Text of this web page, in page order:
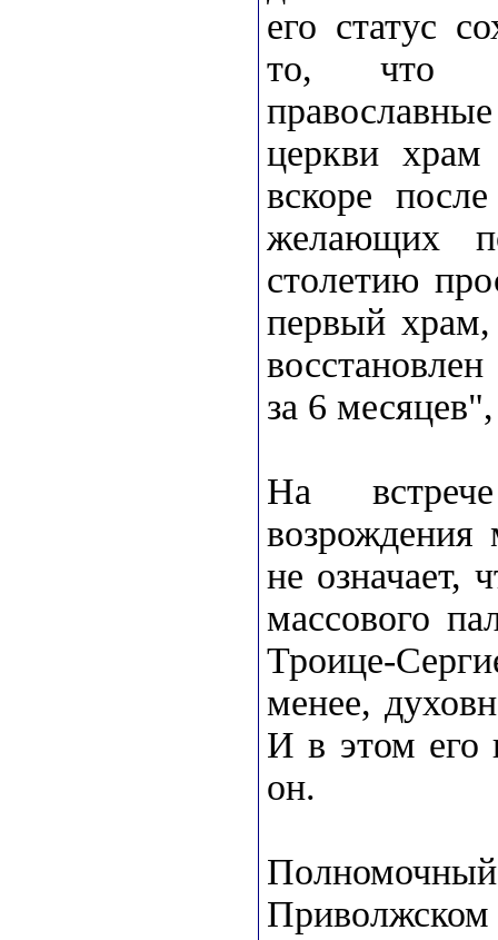
его статус
то, что в
церкви
вскоре
желающих
столетию
первый
за 6
На
не означает,
массового
Троице-
менее,
И в этом его
он.